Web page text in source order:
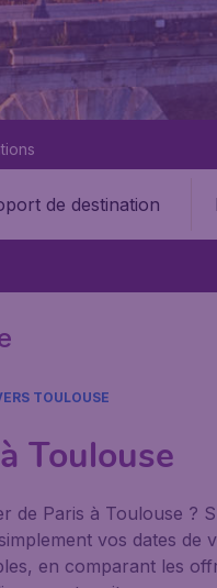
TOULOUSE
Toulouse
de Paris à Toulouse ?
vos dates
en comparant les